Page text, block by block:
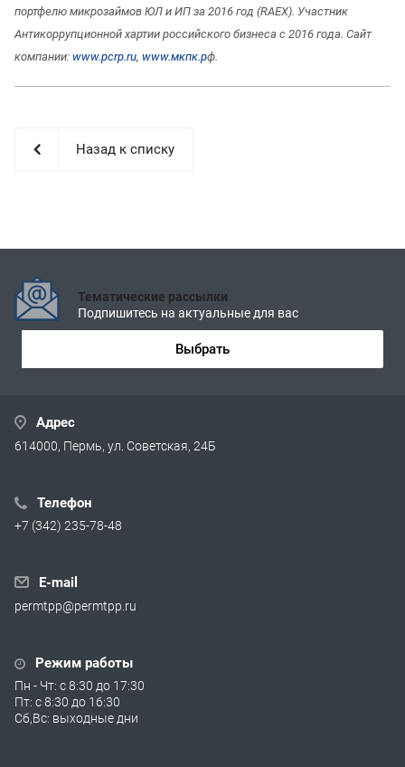
портфелю микрозаймов ЮЛ и ИП за 2016 год (RAEX). Участник
Антикоррупционной хартии российского бизнеса с 2016 года. Сайт
компании: www.pcrp.ru, www.мкпк.рф.
Назад к списку
Тематические рассылки
Подпишитесь на актуальные для вас
Выбрать
Адрес
614000, Пермь, ул. Советская, 24Б
Телефон
+7 (342) 235-78-48
E-mail
permtpp@permtpp.ru
Режим работы
Пн - Чт: с 8:30 до 17:30
Пт: с 8:30 до 16:30
Сб,Вс: выходные дни